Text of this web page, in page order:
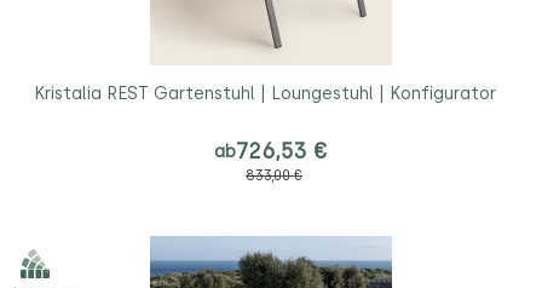
Kristalia REST Gartenstuhl | Loungestuhl | Konfigurator
ab726,53 €
833,00 €